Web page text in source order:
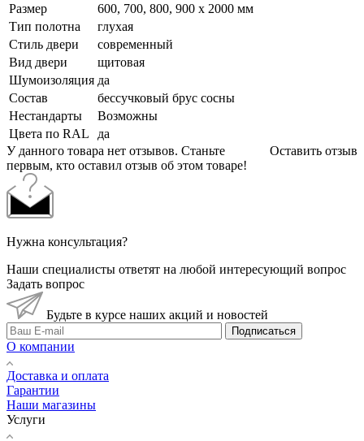
Размер
600, 700, 800, 900 х 2000 мм
Тип полотна
глухая
Стиль двери
современный
Вид двери
щитовая
Шумоизоляция да
Состав
бессучковый брус сосны
Нестандарты
Возможны
Цвета по RAL
да
Оставить отзыв
У данного товара нет отзывов. Станьте
первым, кто оставил отзыв об этом товаре!
Нужна консультация?
Наши специалисты ответят на любой интересующий вопрос
Задать вопрос
Будьте в курсе наших акций и новостей
Подписаться
О компании
Доставка и оплата
Гарантии
Наши магазины
Услуги